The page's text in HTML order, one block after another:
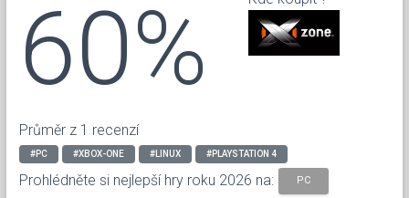
60%
Průměr z 1 recenzí
#PC #XBOX-ONE #LINUX #PLAYSTATION 4
Prohlédněte si nejlepší hry roku 2026 na: PC